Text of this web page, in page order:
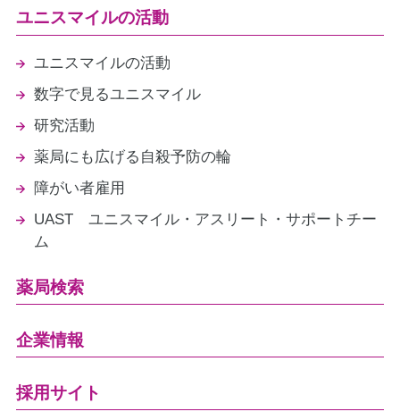
ユニスマイルの活動
ユニスマイルの活動
数字で見るユニスマイル
研究活動
薬局にも広げる自殺予防の輪
障がい者雇用
UAST ユニスマイル・アスリート・サポートチー
ム
薬局検索
企業情報
採用サイト